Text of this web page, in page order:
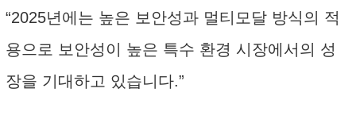
“2025년에는 높은 보안성과 멀티모달 방식의 적
용으로 보안성이 높은 특수 환경 시장에서의 성
장을 기대하고 있습니다.”